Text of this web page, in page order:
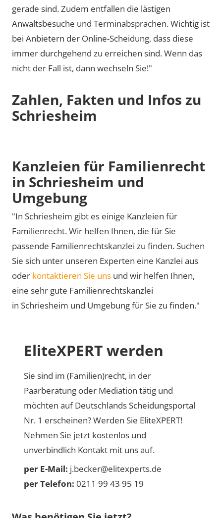
gerade sind. Zudem entfallen die lästigen
Anwaltsbesuche und Terminabsprachen. Wichtig ist
bei Anbietern der Online-Scheidung, dass diese
immer durchgehend zu erreichen sind. Wenn das
nicht der Fall ist, dann wechseln Sie!"
Zahlen, Fakten und Infos zu
Schriesheim
Kanzleien für Familienrecht
in Schriesheim und
Umgebung
"In Schriesheim gibt es einige Kanzleien für
Familienrecht. Wir helfen Ihnen, die für Sie
passende Familienrechtskanzlei zu finden. Suchen
Sie sich unter unseren Experten eine Kanzlei aus
oder kontaktieren Sie uns und wir helfen Ihnen,
eine sehr gute Familienrechtskanzlei
in Schriesheim und Umgebung für Sie zu finden."
EliteXPERT werden
Sie sind im (Familien)recht, in der
Paarberatung oder Mediation tätig und
möchten auf Deutschlands Scheidungsportal
Nr. 1 erscheinen? Werden Sie EliteXPERT!
Nehmen Sie jetzt kostenlos und
unverbindlich Kontakt mit uns auf.
per E-Mail: j.becker@elitexperts.de
per Telefon: 0211 99 43 95 19